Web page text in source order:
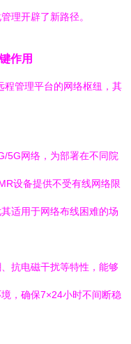
理开辟了新路径。
作用
程管理平台的网络枢纽，其
5G网络，为部署在不同院
设备提供不受有线网络限
适用于网络布线困难的场
抗电磁干扰等特性，能够
，确保7×24小时不间断稳